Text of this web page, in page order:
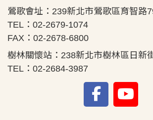
鶯歌會址：239新北市鶯歌區育智路
TEL：02-2679-1074
FAX：02-2678-6800
樹林關懷站：238新北市樹林區日新
TEL：02-2684-3987